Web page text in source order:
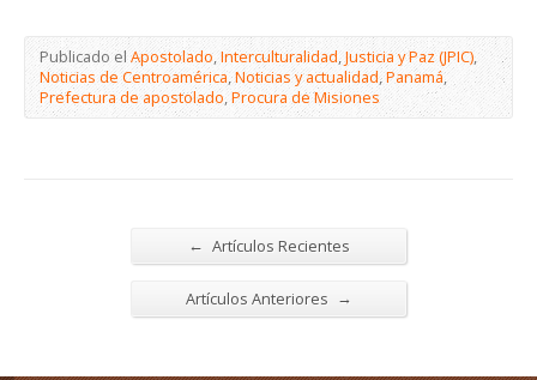
Publicado el Apostolado,Interculturalidad,Justicia y Paz (JPIC),
Noticias de Centroamérica,Noticias y actualidad,Panamá,
Prefectura de apostolado,Procura de Misiones
← Artículos Recientes
Artículos Anteriores →